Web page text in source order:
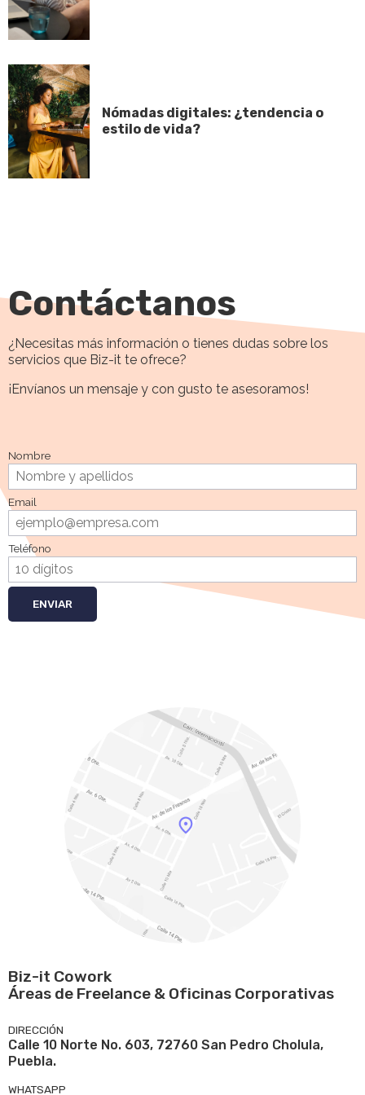
Nómadas digitales: ¿tendencia o
estilo de vida?
Contáctanos
¿Necesitas más información o tienes dudas sobre los
servicios que Biz-it te ofrece?
¡Envíanos un mensaje y con gusto te asesoramos!
Nombre
Email
Teléfono
ENVIAR
Biz-it Cowork
Áreas de Freelance & Oficinas Corporativas
DIRECCIÓN
Calle 10 Norte No. 603, 72760 San Pedro Cholula,
Puebla.
WHATSAPP